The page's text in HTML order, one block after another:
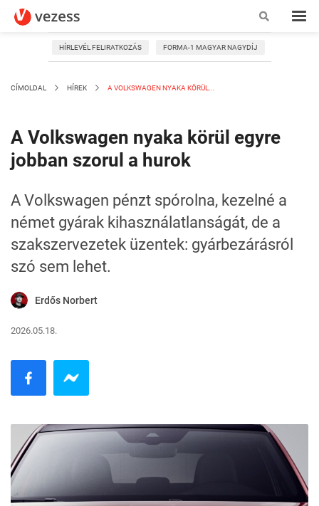
HÍRLEVÉL FELIRATKOZÁS FORMA-1 MAGYAR NAGYDÍJ
CÍMOLDAL HÍREK A VOLKSWAGEN NYAKA KÖRÜL...
A Volkswagen nyaka körül egyre
jobban szorul a hurok
A Volkswagen pénzt spórolna, kezelné a
német gyárak kihasználatlanságát, de a
szakszervezetek üzentek: gyárbezárásról
szó sem lehet.
Erdős Norbert
2026.05.18.